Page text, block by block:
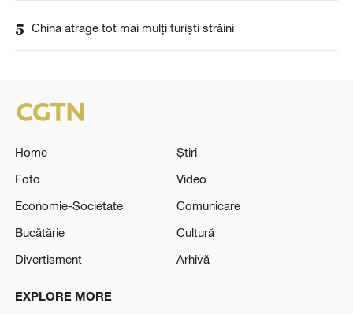
5 China atrage tot mai mulți turiști străini
Home
Știri
Foto
Video
Economie-Societate
Comunicare
Bucătărie
Cultură
Divertisment
Arhivă
EXPLORE MORE